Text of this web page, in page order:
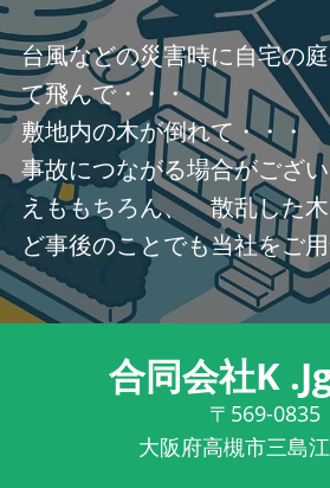
台風などの災害時に自宅の
て飛んで・・・
敷地内の木が倒れて・・・
事故につながる場合がござ
えももちろん、 散乱した
ど事後のことでも当社をご
合同会社K
〒569-0835
大阪府高槻市三島